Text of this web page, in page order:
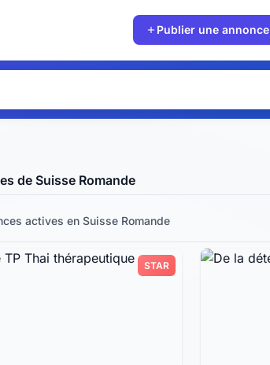
Publier une annonce
de Suisse Romande
actives en Suisse Romande
STAR